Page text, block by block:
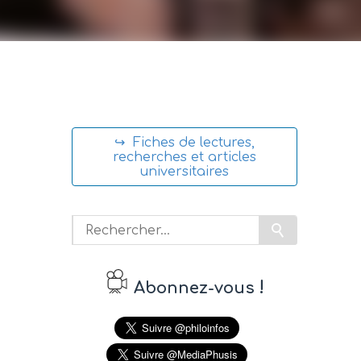
↪ Fiches de lectures,
recherches et articles
universitaires
Abonnez-vous !